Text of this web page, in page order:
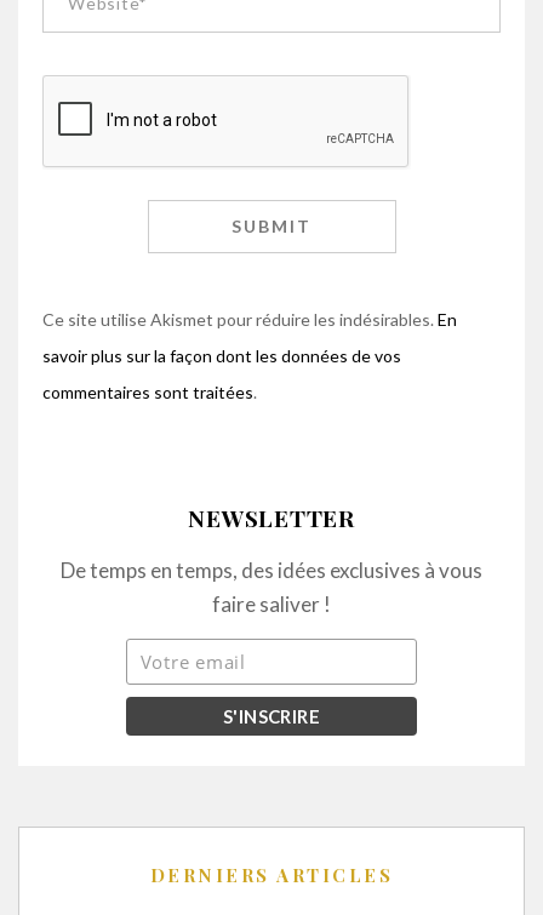
Ce site utilise Akismet pour réduire les indésirables. En
savoir plus sur la façon dont les données de vos
commentaires sont traitées.
NEWSLETTER
De temps en temps, des idées exclusives à vous
faire saliver !
DERNIERS ARTICLES